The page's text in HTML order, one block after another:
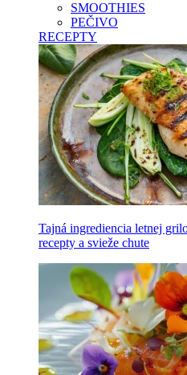
SMOOTHIES
PEČIVO
RECEPTY
Tajná ingrediencia letnej
recepty a svieže chute